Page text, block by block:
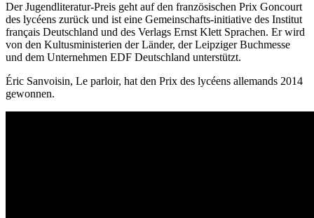
Der Jugendliteratur-Preis geht auf den französischen Prix Goncourt
des lycéens zurück und ist eine Gemeinschafts-initiative des Institut
français Deutschland und des Verlags Ernst Klett Sprachen. Er wird
von den Kultusministerien der Länder, der Leipziger Buchmesse
und dem Unternehmen EDF Deutschland unterstützt.
Éric Sanvoisin, Le parloir, hat den Prix des lycéens allemands 2014
gewonnen.